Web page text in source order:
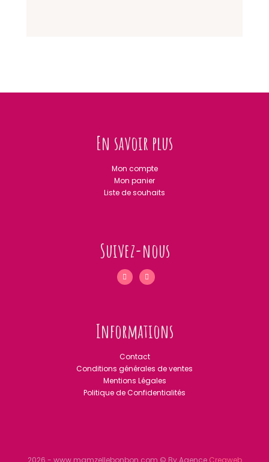
En savoir plus
Mon compte
Mon panier
Liste de souhaits
Suivez-nous
Informations
Contact
Conditions générales de ventes
Mentions Légales
Politique de Confidentialités